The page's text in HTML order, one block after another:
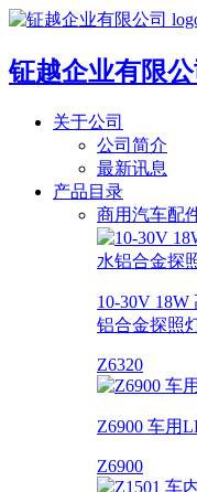
钲越企业有限公
关于公司
公司简介
最新讯息
产品目录
商用汽车配
10-30V
铝合金探照
Z6320
Z6900 车用
Z6900